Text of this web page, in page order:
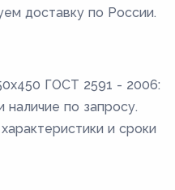
доставку по России.
ГОСТ 2591 - 2006:
по запросу.
и сроки